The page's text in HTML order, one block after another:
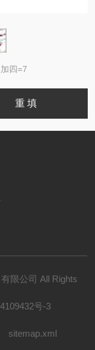
四=7
限公司 All Rights
号-3
sitemap.xml